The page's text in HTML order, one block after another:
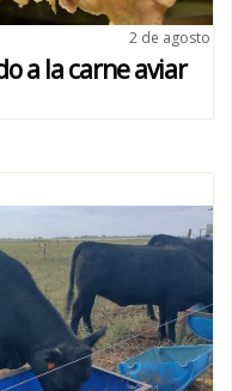
2 de agosto
a la carne aviar